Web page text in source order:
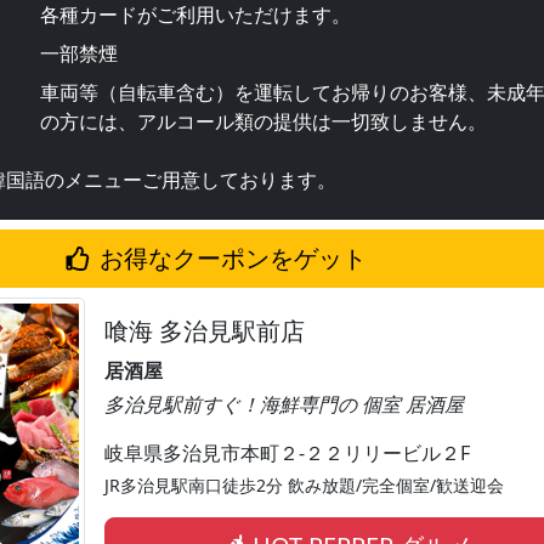
各種カードがご利用いただけます。
一部禁煙
車両等（自転車含む）を運転してお帰りのお客様、未成
の方には、アルコール類の提供は一切致しません。
語のメニューご用意しております。
お得なクーポンをゲット
喰海 多治見駅前店
居酒屋
多治見駅前すぐ！海鮮専門の 個室 居酒屋
岐阜県多治見市本町２-２２リリービル２F
JR多治見駅南口徒歩2分 飲み放題/完全個室/歓送迎会